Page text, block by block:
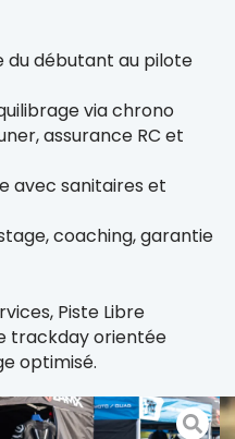
du débutant au pilote
via chrono
assurance RC et
avec sanitaires et
coaching, garantie
Piste Libre
trackday orientée
optimisé.